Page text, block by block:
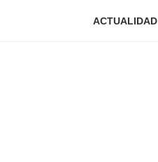
ACTUALIDAD